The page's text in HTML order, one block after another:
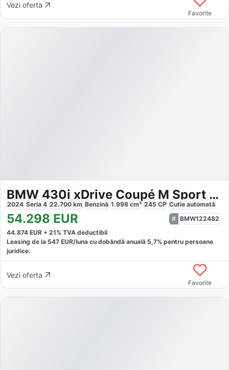
Vezi oferta
Favorite
BMW 430i xDrive Coupé M Sport Pro
2024 Seria 4 22.700 km Benzină 1.998 cm³ 245 CP Cutie automată
54.298 EUR
BMW122482
44.874 EUR + 21% TVA deductibil
Leasing de la 547 EUR/luna cu dobăndă anuală 5,7% pentru persoane
juridice.
Vezi oferta
Favorite